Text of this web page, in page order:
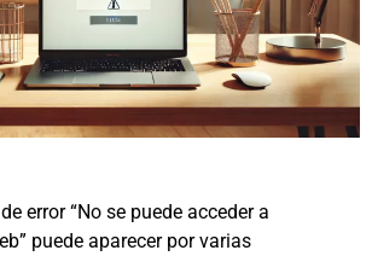
error “No se puede acceder a
puede aparecer por varias